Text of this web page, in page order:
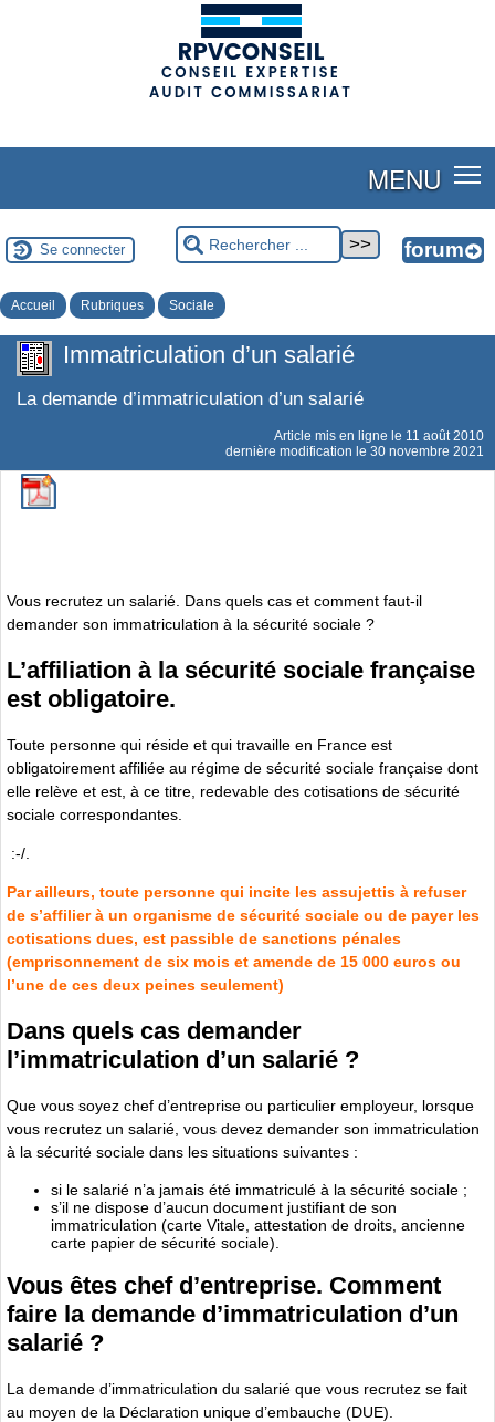
MENU
Se connecter
Accueil Rubriques Sociale
Immatriculation d’un salarié
La demande d’immatriculation d’un salarié
Article mis en ligne le 11 août 2010
dernière modification le 30 novembre 2021
Vous recrutez un salarié. Dans quels cas et comment faut-il
demander son immatriculation à la sécurité sociale ?
L’affiliation à la sécurité sociale française
est obligatoire.
Toute personne qui réside et qui travaille en France est
obligatoirement affiliée au régime de sécurité sociale française dont
elle relève et est, à ce titre, redevable des cotisations de sécurité
sociale correspondantes.
:-/.
Par ailleurs, toute personne qui incite les assujettis à refuser
de s’affilier à un organisme de sécurité sociale ou de payer les
cotisations dues, est passible de sanctions pénales
(emprisonnement de six mois et amende de 15 000 euros ou
l’une de ces deux peines seulement)
Dans quels cas demander
l’immatriculation d’un salarié ?
Que vous soyez chef d’entreprise ou particulier employeur, lorsque
vous recrutez un salarié, vous devez demander son immatriculation
à la sécurité sociale dans les situations suivantes :
si le salarié n’a jamais été immatriculé à la sécurité sociale ;
s’il ne dispose d’aucun document justifiant de son
immatriculation (carte Vitale, attestation de droits, ancienne
carte papier de sécurité sociale).
Vous êtes chef d’entreprise. Comment
faire la demande d’immatriculation d’un
salarié ?
La demande d’immatriculation du salarié que vous recrutez se fait
au moyen de la Déclaration unique d’embauche (DUE).